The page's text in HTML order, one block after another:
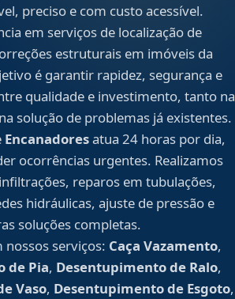
preciso e com custo acessível.
em serviços de localização de
estruturais em imóveis da
é garantir rapidez, segurança e
qualidade e investimento, tanto na
solução de problemas já existentes.
Encanadoresatua 24 horas por dia,
ocorrências urgentes. Realizamos
reparos em tubulações,
hidráulicas, ajuste de pressão e
soluções completas.
nossos serviços: Caça Vazamento,
de Pia, Desentupimento de Ralo,
Vaso, Desentupimento de Esgoto,